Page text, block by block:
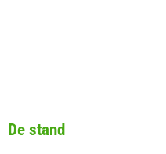
De stand